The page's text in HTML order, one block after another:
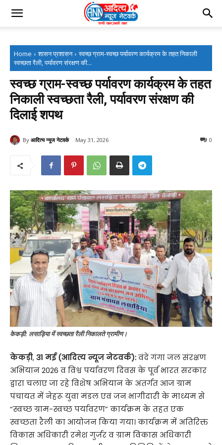
Home शासन प्रशासन
स्वच्छ ग्राम-स्वच्छ पर्यावरण कार्यक्रम के तहत निकाली
स्वच्छता रैली, पर्यावरण संरक्षण की...
स्वच्छ ग्राम-स्वच्छ पर्यावरण कार्यक्रम के तहत
निकाली स्वच्छता रैली, पर्यावरण संरक्षण की
दिलाई शपथ
By आदित्य न्यूज नेटवर्क May 31, 2026 0
केकड़ी: लसाड़िया में स्वच्छता रैली निकालते ग्रामीण।
केकड़ी,31 मई (आदित्य न्यूज नेटवर्क):वंदे गंगा जल संरक्षण
अभियान 2026 व विश्व पर्यावरण दिवस के पूर्व भारत सरकार
द्वारा चलाए जा रहे विशेष अभियान के अंतर्गत आज ग्राम
पंचायत में नेहरू युवा मंडल एवं जन भागीदारी के माध्यम से
“स्वच्छ ग्राम-स्वच्छ पर्यावरण” कार्यक्रम के तहत एक
स्वच्छता रैली का आयोजन किया गया। कार्यक्रम में अतिरिक्त
विकास अधिकारी रमेश गुर्जर व ग्राम विकास अधिकारी